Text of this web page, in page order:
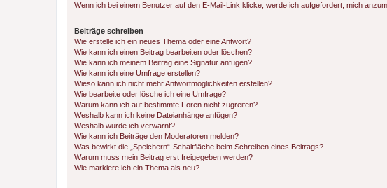
Wenn ich bei einem Benutzer auf den E-Mail-Link klicke, werde ich aufgefordert, mich
Beiträge schreiben
Wie erstelle ich ein neues Thema oder eine Antwort?
Wie kann ich einen Beitrag bearbeiten oder löschen?
Wie kann ich meinem Beitrag eine Signatur anfügen?
Wie kann ich eine Umfrage erstellen?
Wieso kann ich nicht mehr Antwortmöglichkeiten erstellen?
Wie bearbeite oder lösche ich eine Umfrage?
Warum kann ich auf bestimmte Foren nicht zugreifen?
Weshalb kann ich keine Dateianhänge anfügen?
Weshalb wurde ich verwarnt?
Wie kann ich Beiträge den Moderatoren melden?
Was bewirkt die „Speichern“-Schaltfläche beim Schreiben eines Beitrags?
Warum muss mein Beitrag erst freigegeben werden?
Wie markiere ich ein Thema als neu?